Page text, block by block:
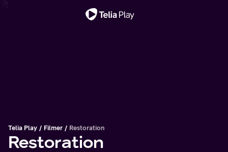
Telia Play Filmer Restoration
Restoration